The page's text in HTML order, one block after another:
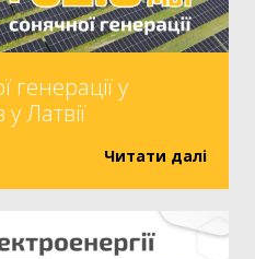
генерації у
Латвії
Читати далі